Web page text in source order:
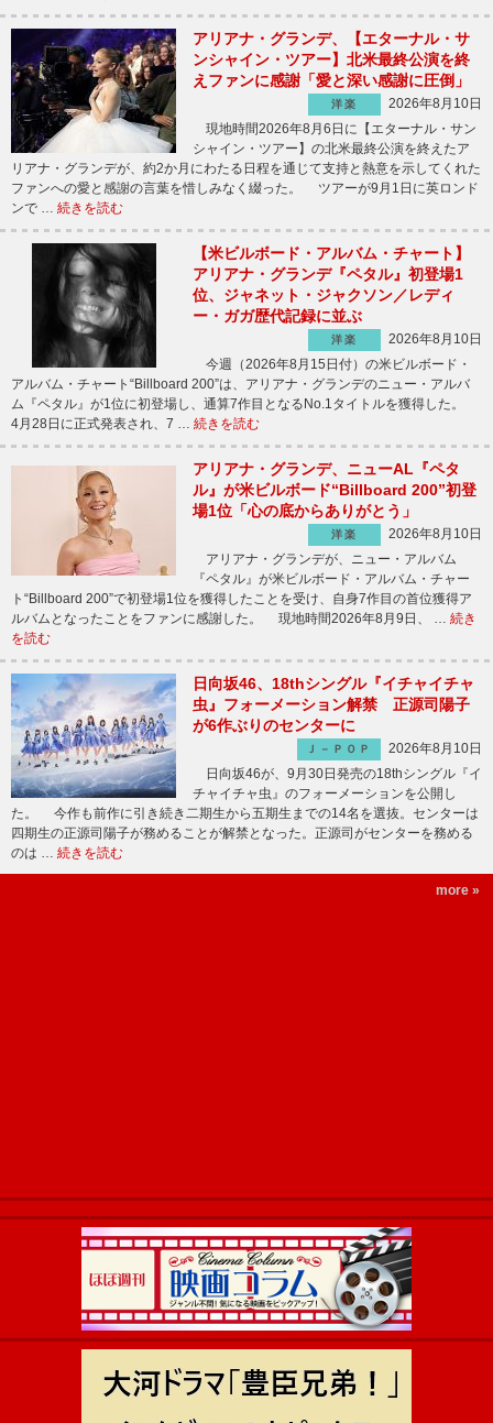
アリアナ・グランデ、【エターナル・サ
ンシャイン・ツアー】北米最終公演を終
えファンに感謝「愛と深い感謝に圧倒」
洋楽
2026年8月10日
現地時間2026年8月6日に【エターナル・サン
シャイン・ツアー】の北米最終公演を終えたア
リアナ・グランデが、約2か月にわたる日程を通じて支持と熱意を示してくれた
ファンへの愛と感謝の言葉を惜しみなく綴った。 ツアーが9月1日に英ロンド
ンで … 続きを読む
【米ビルボード・アルバム・チャート】
アリアナ・グランデ『ペタル』初登場1
位、ジャネット・ジャクソン／レディ
ー・ガガ歴代記録に並ぶ
洋楽
2026年8月10日
今週（2026年8月15日付）の米ビルボード・
アルバム・チャート“Billboard 200”は、アリアナ・グランデのニュー・アルバ
ム『ペタル』が1位に初登場し、通算7作目となるNo.1タイトルを獲得した。
4月28日に正式発表され、7 … 続きを読む
アリアナ・グランデ、ニューAL『ペタ
ル』が米ビルボード“Billboard 200”初登
場1位「心の底からありがとう」
洋楽
2026年8月10日
アリアナ・グランデが、ニュー・アルバム
『ペタル』が米ビルボード・アルバム・チャー
ト“Billboard 200”で初登場1位を獲得したことを受け、自身7作目の首位獲得ア
ルバムとなったことをファンに感謝した。 現地時間2026年8月9日、 … 続き
を読む
日向坂46、18thシングル『イチャイチャ
虫』フォーメーション解禁 正源司陽子
が6作ぶりのセンターに
Ｊ－ＰＯＰ
2026年8月10日
日向坂46が、9月30日発売の18thシングル『イ
チャイチャ虫』のフォーメーションを公開し
た。 今作も前作に引き続き二期生から五期生までの14名を選抜。センターは
四期生の正源司陽子が務めることが解禁となった。正源司がセンターを務める
のは … 続きを読む
more »